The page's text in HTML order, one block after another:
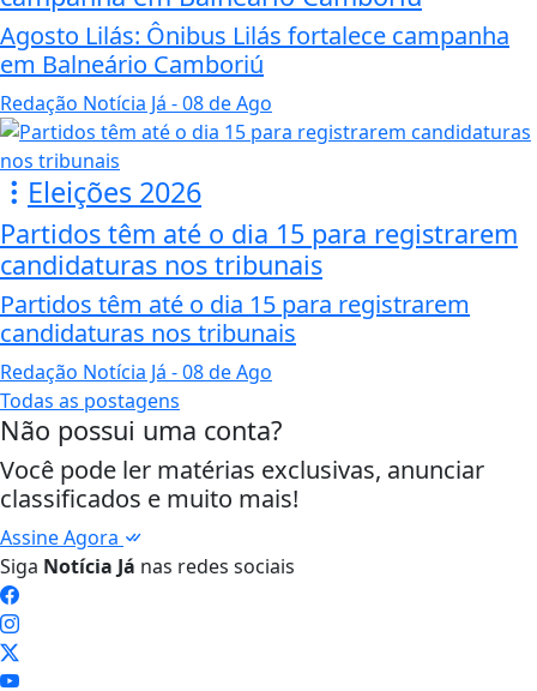
Agosto Lilás: Ônibus Lilás fortalece campanha
em Balneário Camboriú
Redação Notícia Já - 08 de Ago
Eleições 2026
Partidos têm até o dia 15 para registrarem
candidaturas nos tribunais
Partidos têm até o dia 15 para registrarem
candidaturas nos tribunais
Redação Notícia Já - 08 de Ago
Todas as postagens
Não possui uma conta?
Você pode ler matérias exclusivas, anunciar
classificados e muito mais!
Assine Agora
Siga Notícia Já nas redes sociais